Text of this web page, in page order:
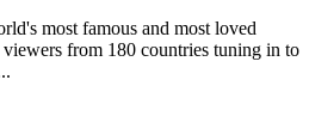
most famous and most loved
from 180 countries tuning in to